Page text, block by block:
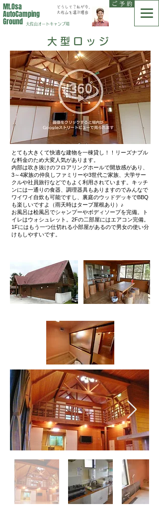
大佐山オートキャンプ場
ご 予 約
Mt.Osa
AutoCamping
Ground
どうして？私が今、
大佐山を選ぶ理由
大型ロッジ
とても大きくて快適な建物を一棟貸し！！リーズナブル
な料金のため大変人気があります。
内部は吹き抜けのフロアリングホールで開放感があり、
3～4家族の仲良しファミリーや3世代ご家族、大学サー
クルや社員旅行などでもよく利用されています。キッチ
ンには一通りの食器、調理器具もありますのでみんなで
ワイワイ自炊も可能ですし、裏庭のウッドデッキでBBQ
も楽しいですよ（雨天時はタープ屋根あり）♪
お風呂は桧風呂でシャンプーやボディソープを完備。ト
イレはウォシュレット。2Fの二部屋にはエアコン完備。
1Fにはもう一つ仕切れる小部屋があるので男女の使い分
けもしやすいです。